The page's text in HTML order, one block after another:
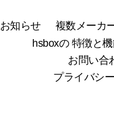
お知らせ
複数メーカ
hsboxの 特徴と機
お問い合
プライバシ